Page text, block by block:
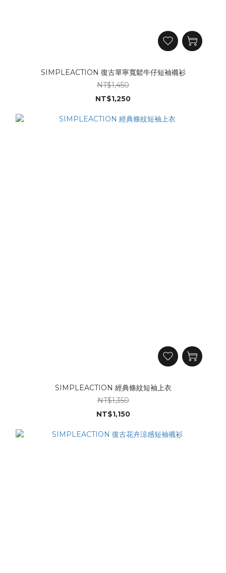
SIMPLEACTION 復古單寧寬鬆牛仔短袖襯衫
NT$1,450
NT$1,250
SIMPLEACTION 經典條紋短袖上衣
NT$1,350
NT$1,150